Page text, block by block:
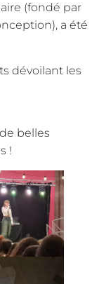
(fondé par
a été
dévoilant les
belles
!